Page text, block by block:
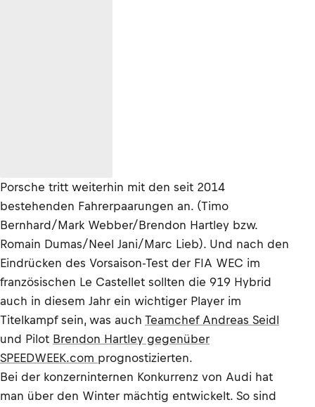
Porsche tritt weiterhin mit den seit 2014
bestehenden Fahrerpaarungen an. (Timo
Bernhard/Mark Webber/Brendon Hartley bzw.
Romain Dumas/Neel Jani/Marc Lieb). Und nach den
Eindrücken des Vorsaison-Test der FIA WEC im
französischen Le Castellet sollten die 919 Hybrid
auch in diesem Jahr ein wichtiger Player im
Titelkampf sein, was auch Teamchef Andreas Seidl
und Pilot Brendon Hartley gegenüber
SPEEDWEEK.com prognostizierten.
Bei der konzerninternen Konkurrenz von Audi hat
man über den Winter mächtig entwickelt. So sind